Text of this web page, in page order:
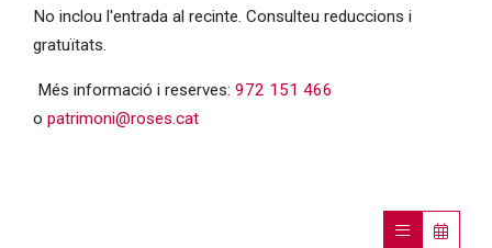
No inclou l'entrada al recinte. Consulteu reduccions i
gratuïtats.
Més informació i reserves: 972 151 466
o patrimoni@roses.cat